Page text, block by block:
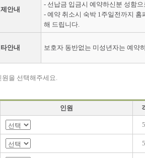
안내
- 선납금 입금시 예약하신분 성함
- 예약 취소시 숙박 1주일전까지
해 드립니다.
안내 보호자 동반없는 미성년자는 예약
원을 선택해주세요.
인원